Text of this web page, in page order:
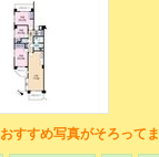
おすすめ写真がそろって